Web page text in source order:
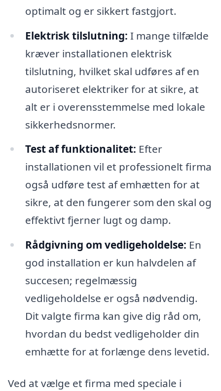
optimalt og er sikkert fastgjort.
Elektrisk tilslutning: I mange tilfælde
kræver installationen elektrisk
tilslutning, hvilket skal udføres af en
autoriseret elektriker for at sikre, at
alt er i overensstemmelse med lokale
sikkerhedsnormer.
Test af funktionalitet: Efter
installationen vil et professionelt firma
også udføre test af emhætten for at
sikre, at den fungerer som den skal og
effektivt fjerner lugt og damp.
Rådgivning om vedligeholdelse: En
god installation er kun halvdelen af
succesen; regelmæssig
vedligeholdelse er også nødvendig.
Dit valgte firma kan give dig råd om,
hvordan du bedst vedligeholder din
emhætte for at forlænge dens levetid.
Ved at vælge et firma med speciale i